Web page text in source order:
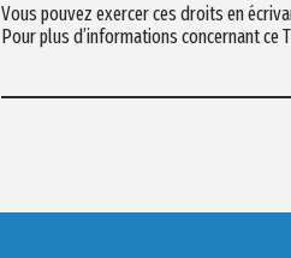
Vous pouvez exercer ces droits en
Pour plus d’informations concernant